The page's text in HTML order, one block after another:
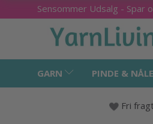
Sensommer Udsalg - Spar
GARN PINDE & NÅLE
Fri